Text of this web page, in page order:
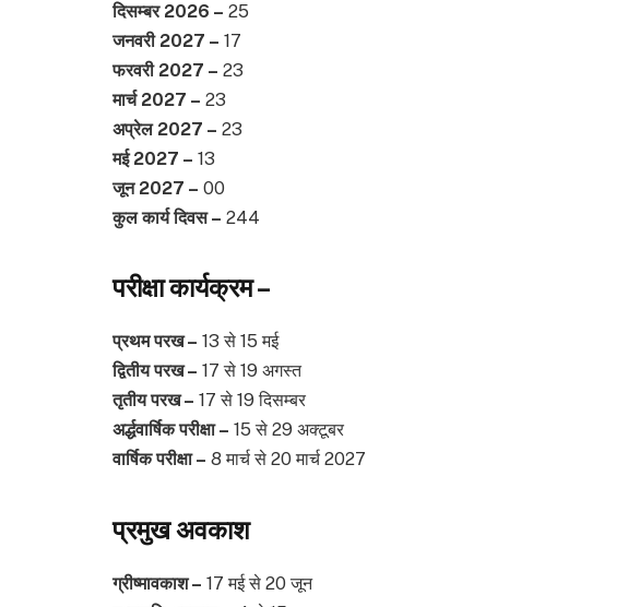
दिसम्बर 2026 – 25
जनवरी 2027 – 17
फरवरी 2027 – 23
मार्च 2027 – 23
अप्रेल 2027 – 23
मई 2027 – 13
जून 2027 – 00
कुल कार्य दिवस – 244
परीक्षा कार्यक्रम –
प्रथम परख – 13 से 15 मई
द्वितीय परख – 17 से 19 अगस्त
तृतीय परख – 17 से 19 दिसम्बर
अर्द्धवार्षिक परीक्षा – 15 से 29 अक्टूबर
वार्षिक परीक्षा – 8 मार्च से 20 मार्च 2027
प्रमुख अवकाश
ग्रीष्मावकाश – 17 मई से 20 जून